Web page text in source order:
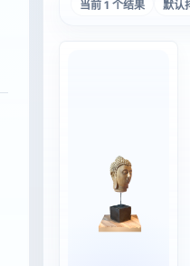
当前 1 个结果 默认